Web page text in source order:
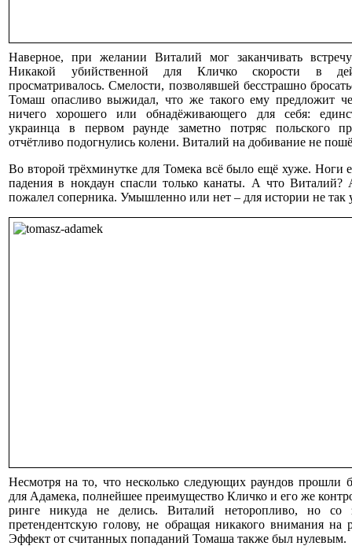
Наверное, при желании Виталий мог заканчивать
Никакой убийственной для Кличко скорости в
просматривалось. Смелости, позволявшей бесстрашно
Томаш опасливо выжидал, что же такого ему предложит
ничего хорошего или обнадёживающего для себя:
украинца в первом раунде заметно потряс польского
отчётливо подогнулись колени. Виталий на добивание не
Во второй трёхминутке для Томека всё было ещё хуже. Ноги
падения в нокдаун спасли только канаты. А что Виталий?
пожалел соперника. Умышленно или нет – для истории не
Несмотря на то, что несколько следующих раундов прошли
для Адамека, полнейшее преимущество Кличко и его же
ринге никуда не делись. Виталий неторопливо, но со
претендентскую голову, не обращая никакого внимания на
Эффект от считанных попаданий Томаша также был нулевым.